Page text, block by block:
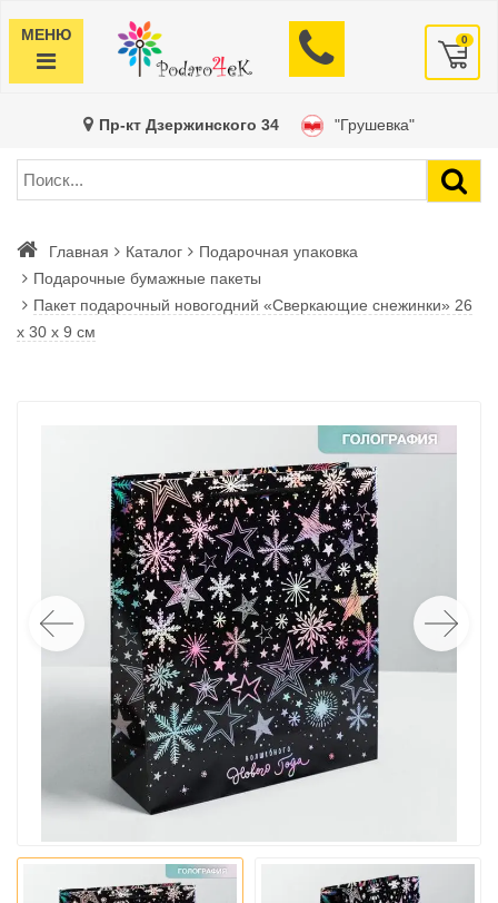
МЕНЮ 0
Пр-кт Дзержинского 34 "Грушевка"
Главная Каталог
Подарочная упаковка
Подарочные бумажные пакеты
Пакет подарочный новогодний «Сверкающие снежинки» 26
x 30 х 9 см